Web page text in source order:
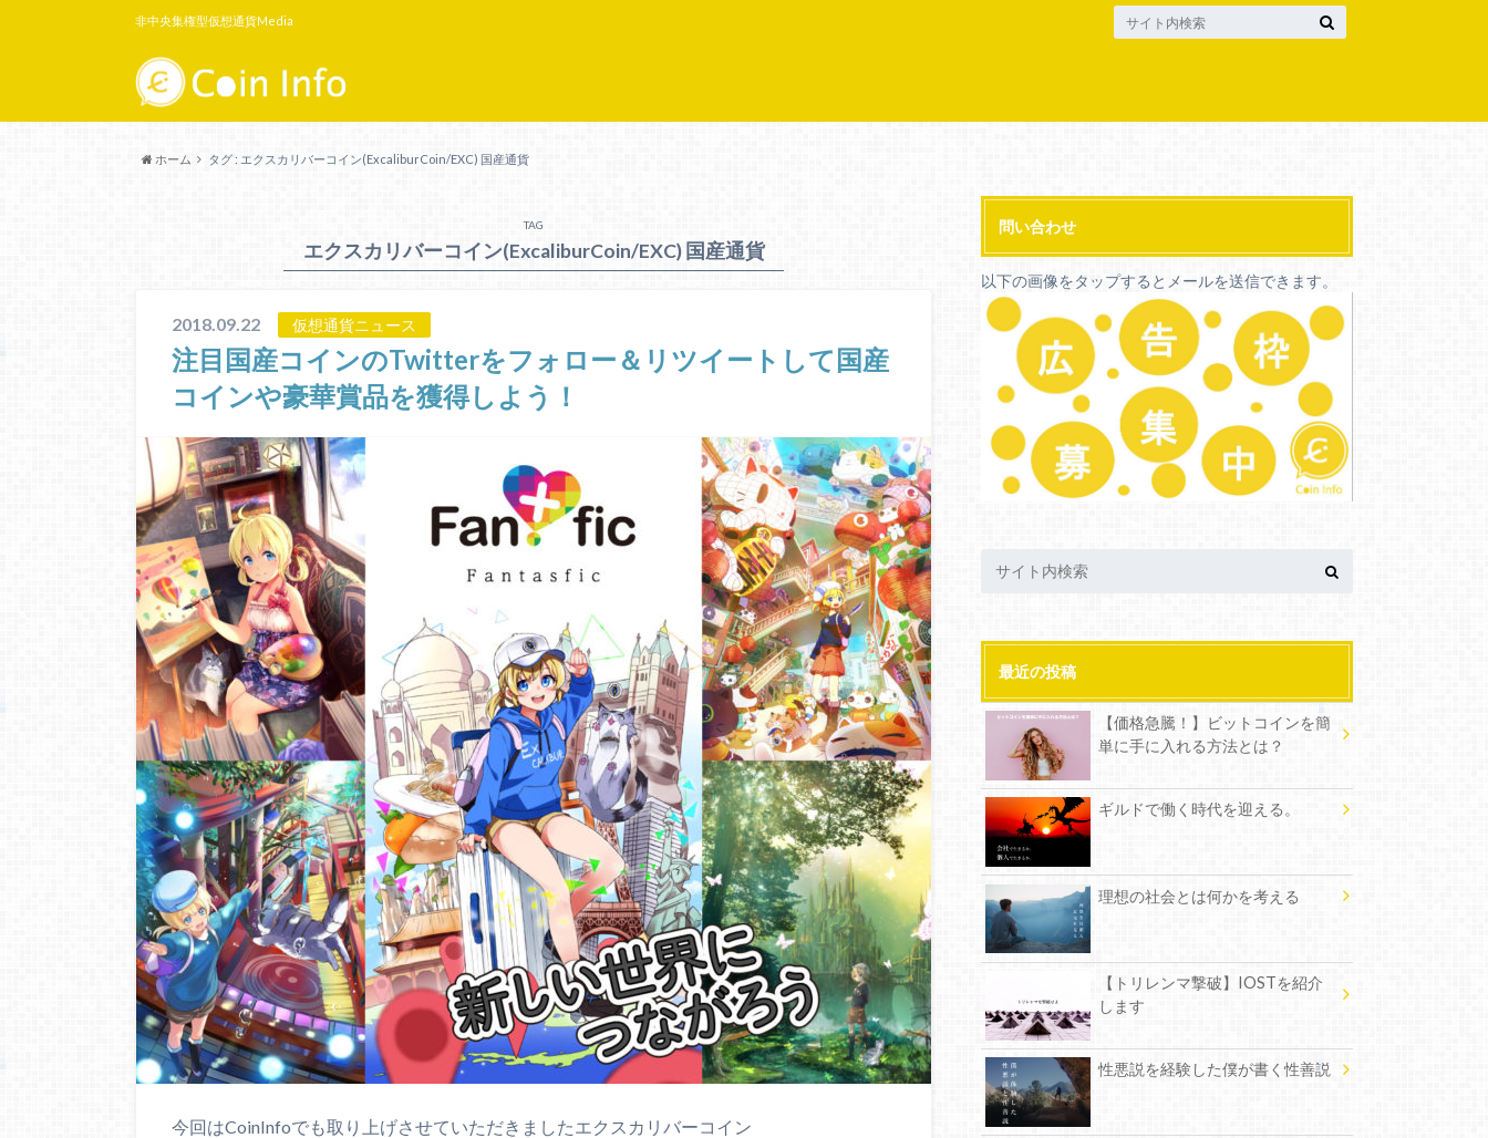
非中央集権型仮想通貨Media
ホーム タグ : エクスカリバーコイン(ExcaliburCoin/EXC) 国産通貨
TAG
エクスカリバーコイン(ExcaliburCoin/EXC) 国産通貨
2018.09.22 仮想通貨ニュース
注目国産コインのTwitterをフォロー＆リツイートして国産
コインや豪華賞品を獲得しよう！
今回はCoinInfoでも取り上げさせていただきましたエクスカリバーコイン
問い合わせ
以下の画像をタップするとメールを送信できます。
最近の投稿
【価格急騰！】ビットコインを簡
単に手に入れる方法とは？
ギルドで働く時代を迎える。
理想の社会とは何かを考える
【トリレンマ撃破】IOSTを紹介
します
性悪説を経験した僕が書く性善説